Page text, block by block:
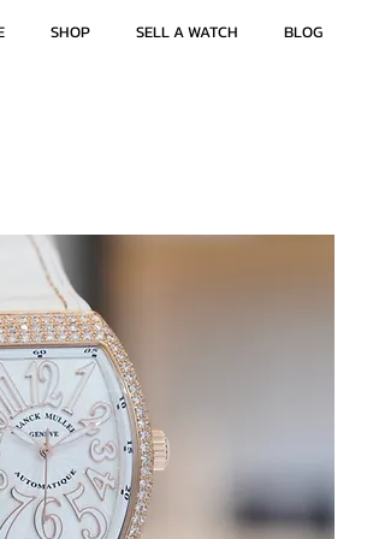
SHOP SELL A WATCH BLOG